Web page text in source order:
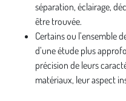
séparation, éclairage,
être trouvée.
Certains ou l’ensemble
d’une étude plus
précision de leurs
matériaux, leur aspect